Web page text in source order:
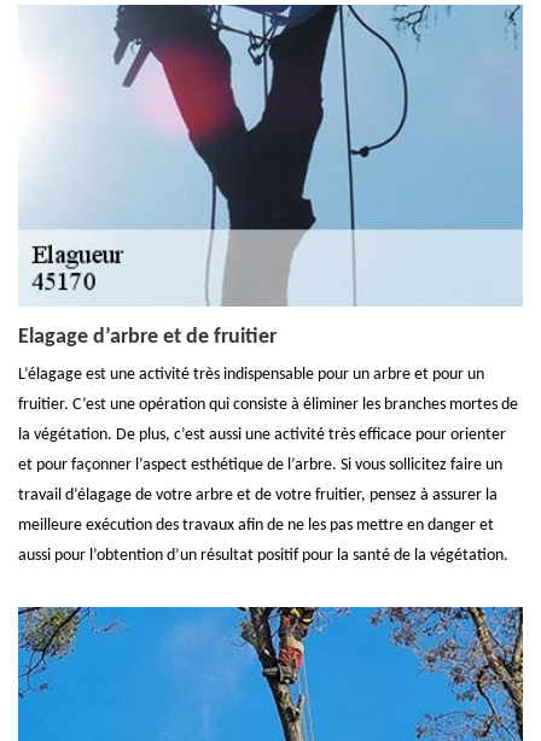
Elagage d’arbre et de fruitier
L’élagage est une activité très indispensable pour un arbre et pour un
fruitier. C’est une opération qui consiste à éliminer les branches mortes de
la végétation. De plus, c’est aussi une activité très efficace pour orienter
et pour façonner l’aspect esthétique de l’arbre. Si vous sollicitez faire un
travail d’élagage de votre arbre et de votre fruitier, pensez à assurer la
meilleure exécution des travaux afin de ne les pas mettre en danger et
aussi pour l’obtention d’un résultat positif pour la santé de la végétation.